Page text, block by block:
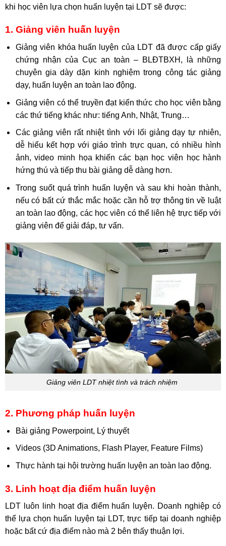
khi học viên lựa chọn huấn luyện tại LDT sẽ được:
1. Giảng viên huấn luyện
Giảng viên khóa huấn luyện của LDT đã được cấp giấy
chứng nhận của Cục an toàn – BLĐTBXH, là những
chuyên gia dày dặn kinh nghiệm trong công tác giảng
dạy, huấn luyện an toàn lao động.
Giảng viên có thể truyền đạt kiến thức cho học viên bằng
các thứ tiếng khác như: tiếng Anh, Nhật, Trung…
Các giảng viên rất nhiệt tình với lối giảng dạy tự nhiên,
dễ hiểu kết hợp với giáo trình trực quan, có nhiều hình
ảnh, video minh họa khiến các bạn học viên học hành
hứng thú và tiếp thu bài giảng dễ dàng hơn.
Trong suốt quá trình huấn luyện và sau khi hoàn thành,
nếu có bất cứ thắc mắc hoặc cần hỗ trợ thông tin về luật
an toàn lao động, các học viên có thể liên hệ trực tiếp với
giảng viên để giải đáp, tư vấn.
Giảng viên LDT nhiệt tình và trách nhiệm
2. Phương pháp huấn luyện
Bài giảng Powerpoint, Lý thuyết
Videos (3D Animations, Flash Player, Feature Films)
Thực hành tại hội trường huấn luyện an toàn lao động.
3. Linh hoạt địa điểm huấn luyện
LDT luôn linh hoạt địa điểm huấn luyện. Doanh nghiệp có
thể lựa chọn huấn luyện tại LDT, trực tiếp tại doanh nghiệp
hoặc bất cứ địa điểm nào mà 2 bên thấy thuận lợi.